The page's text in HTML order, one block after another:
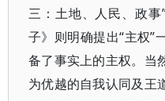
三：土地、人民、政事
子》则明确提出“主权”
备了事实上的主权。当
为优越的自我认同及王